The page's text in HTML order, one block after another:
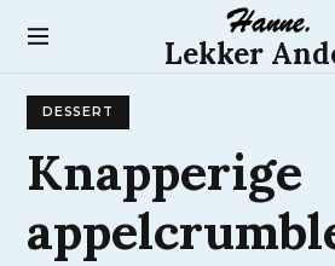
Lekker
DESSERT
Knapperige